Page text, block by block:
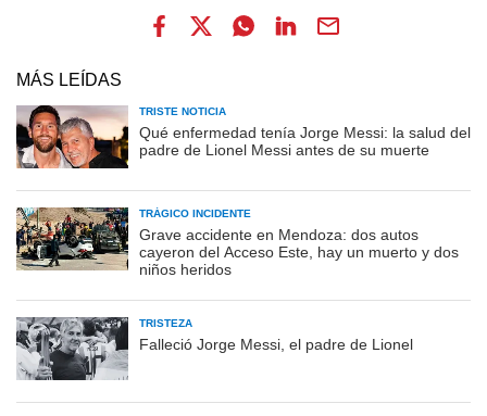
MÁS LEÍDAS
TRISTE NOTICIA
Qué enfermedad tenía Jorge Messi: la salud del
padre de Lionel Messi antes de su muerte
TRÁGICO INCIDENTE
Grave accidente en Mendoza: dos autos
cayeron del Acceso Este, hay un muerto y dos
niños heridos
TRISTEZA
Falleció Jorge Messi, el padre de Lionel